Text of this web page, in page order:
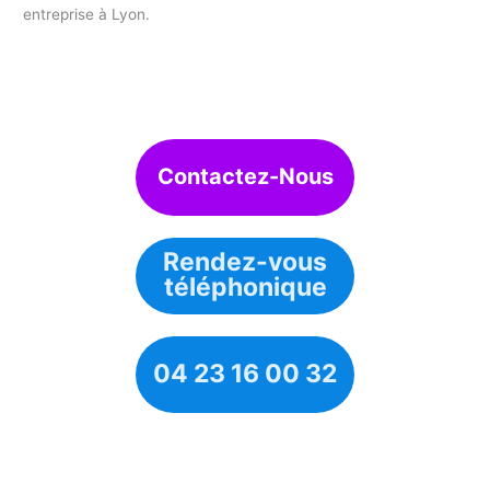
entreprise à Lyon.
Contactez-Nous
Rendez-vous
téléphonique
04 23 16 00 32